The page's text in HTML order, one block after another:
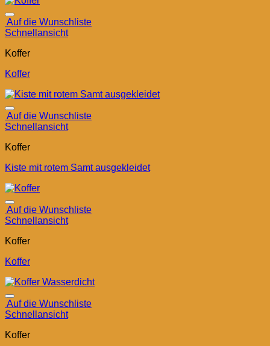
Auf die Wunschliste
Schnellansicht
Koffer
Koffer
Auf die Wunschliste
Schnellansicht
Koffer
Kiste mit rotem Samt ausgekleidet
Auf die Wunschliste
Schnellansicht
Koffer
Koffer
Auf die Wunschliste
Schnellansicht
Koffer